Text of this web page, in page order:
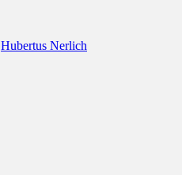
Hubertus Nerlich